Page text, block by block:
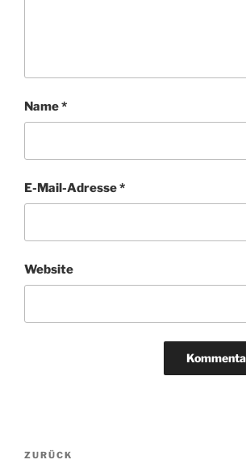
Name*
E-Mail-Adresse*
Website
Beitragsnavigation
Vorheriger
ZURÜCK